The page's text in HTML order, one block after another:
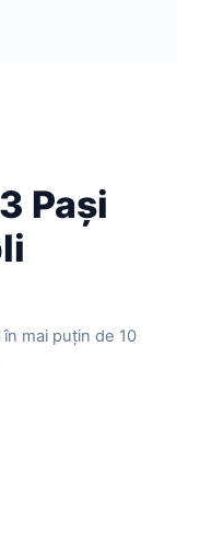
Pași
mai puțin de 10